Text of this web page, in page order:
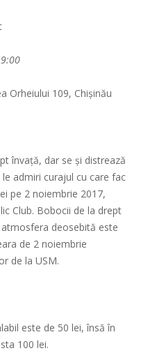
Orheiului 109, Chișinău
învață, dar se și distrează
admiri curajul cu care fac
pe 2 noiembrie 2017,
Club. Bobocii de la drept
deosebită este
de 2 noiembrie
de la USM.
este de 50 lei, însă în
100 lei.